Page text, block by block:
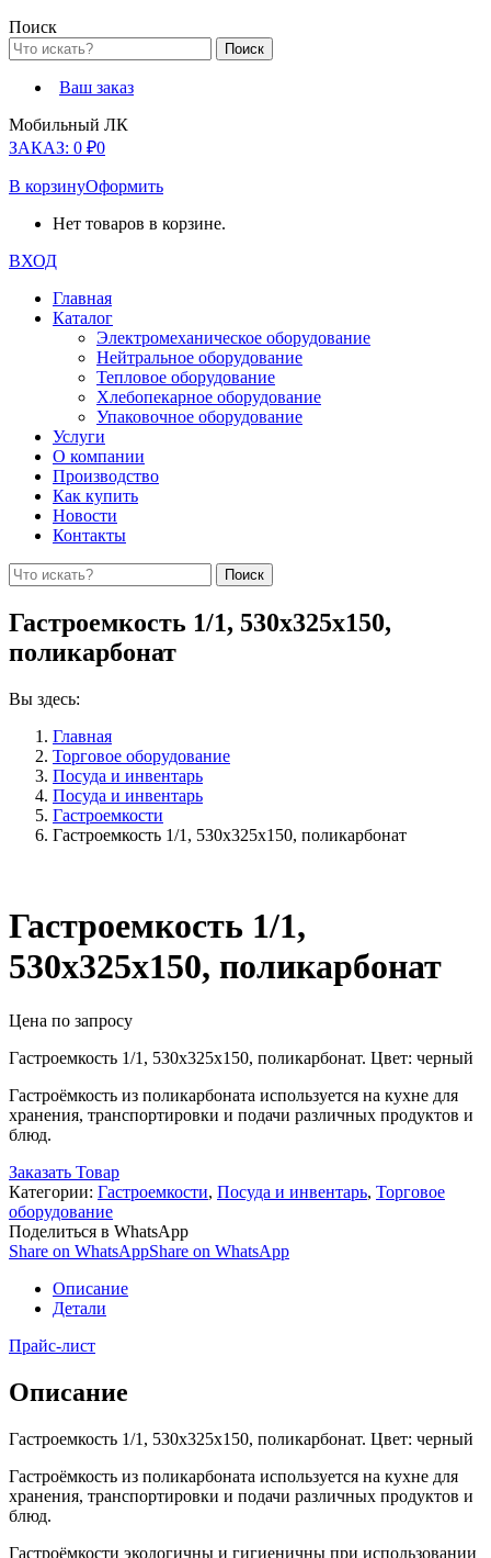
Поиск
Ваш заказ
Мобильный ЛК
ЗАКАЗ: 0 ₽0
В корзинуОформить
Нет товаров в корзине.
ВХОД
Главная
Каталог
Электромеханическое оборудование
Нейтральное оборудование
Тепловое оборудование
Хлебопекарное оборудование
Упаковочное оборудование
Услуги
О компании
Производство
Как купить
Новости
Контакты
Гастроемкость 1/1, 530х325х150,
поликарбонат
Вы здесь:
Главная
Торговое оборудование
Посуда и инвентарь
Посуда и инвентарь
Гастроемкости
Гастроемкость 1/1, 530х325х150, поликарбонат
Гастроемкость 1/1,
530х325х150, поликарбонат
Цена по запросу
Гастроемкость 1/1, 530х325х150, поликарбонат. Цвет: черный
Гастроёмкость из поликарбоната используется на кухне для
хранения, транспортировки и подачи различных продуктов и
блюд.
Заказать Товар
Категории: Гастроемкости, Посуда и инвентарь, Торговое
оборудование
Поделиться в WhatsApp
Share on WhatsAppShare on WhatsApp
Описание
Детали
Прайс-лист
Описание
Гастроемкость 1/1, 530х325х150, поликарбонат. Цвет: черный
Гастроёмкость из поликарбоната используется на кухне для
хранения, транспортировки и подачи различных продуктов и
блюд.
Гастроёмкости экологичны и гигиеничны при использовании